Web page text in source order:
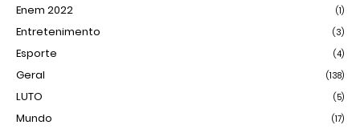
Enem 2022 (1)
Entretenimento (3)
Esporte (4)
Geral (138)
LUTO (5)
Mundo (17)